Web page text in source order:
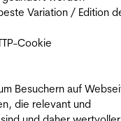
Variation / Edition
Cookie
Besuchern auf
die relevant und